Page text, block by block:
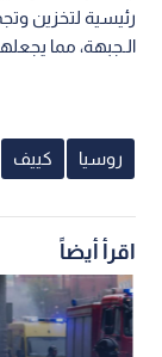
رئيسية لتخزين
الـجبهة، مما
روسيا كييف
اقرأ أيضاً